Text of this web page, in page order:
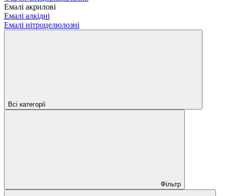
Емалі акрилові
Емалі алкідні
Емалі нітроцелюлозні
Всі категорії
Фільтр